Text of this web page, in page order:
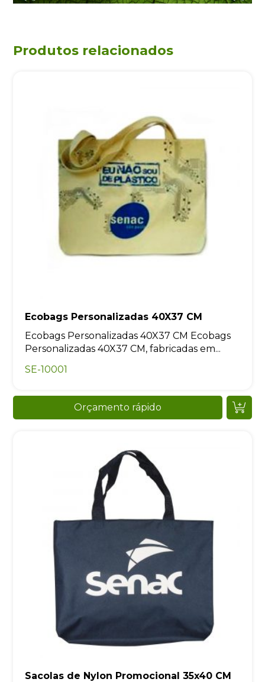
Produtos relacionados
Ecobags Personalizadas 40X37 CM
Ecobags Personalizadas 40X37 CM Ecobags
Personalizadas 40X37 CM, fabricadas em...
SE-10001
Orçamento rápido
Sacolas de Nylon Promocional 35x40 CM